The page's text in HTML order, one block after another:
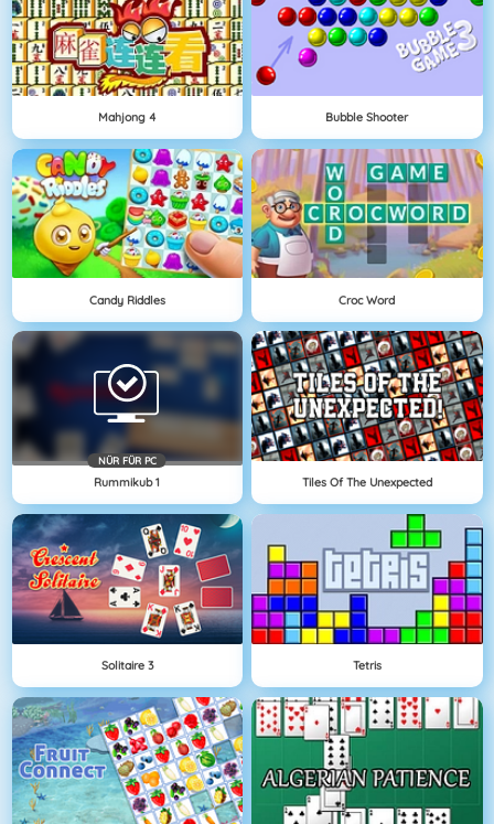
Mahjong 4 Bubble Shooter
Candy Riddles Croc Word
NÜR FÜR PC
Rummikub 1 Tiles Of The Unexpected
Solitaire 3 Tetris